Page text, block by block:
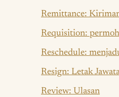
Remittance:
Requisition:
Reschedule:
Resign: Letak
Review: Ulasan